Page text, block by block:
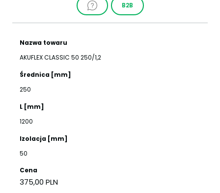
B2B
Nazwa towaru
AKUFLEX CLASSIC 50 250/1,2
Średnica [mm]
250
L [mm]
1200
Izolacja [mm]
50
Cena
375,00 PLN